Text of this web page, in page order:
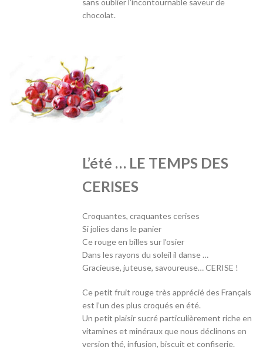
sans oublier l’incontournable saveur de
chocolat.
L’été … LE TEMPS DES
CERISES
Croquantes, craquantes cerises
Si jolies dans le panier
Ce rouge en billes sur l’osier
Dans les rayons du soleil il danse …
Gracieuse, juteuse, savoureuse… CERISE !
Ce petit fruit rouge très apprécié des Français
est l’un des plus croqués en été.
Un petit plaisir sucré particulièrement riche en
vitamines et minéraux que nous déclinons en
version thé, infusion, biscuit et confiserie.